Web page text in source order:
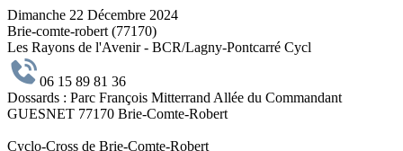
Dimanche 22 Décembre 2024
Brie-comte-robert (77170)
Les Rayons de l'Avenir - BCR/Lagny-Pontcarré Cycl
06 15 89 81 36
Dossards : Parc François Mitterrand Allée du Commandant
GUESNET 77170 Brie-Comte-Robert
Cyclo-Cross de Brie-Comte-Robert